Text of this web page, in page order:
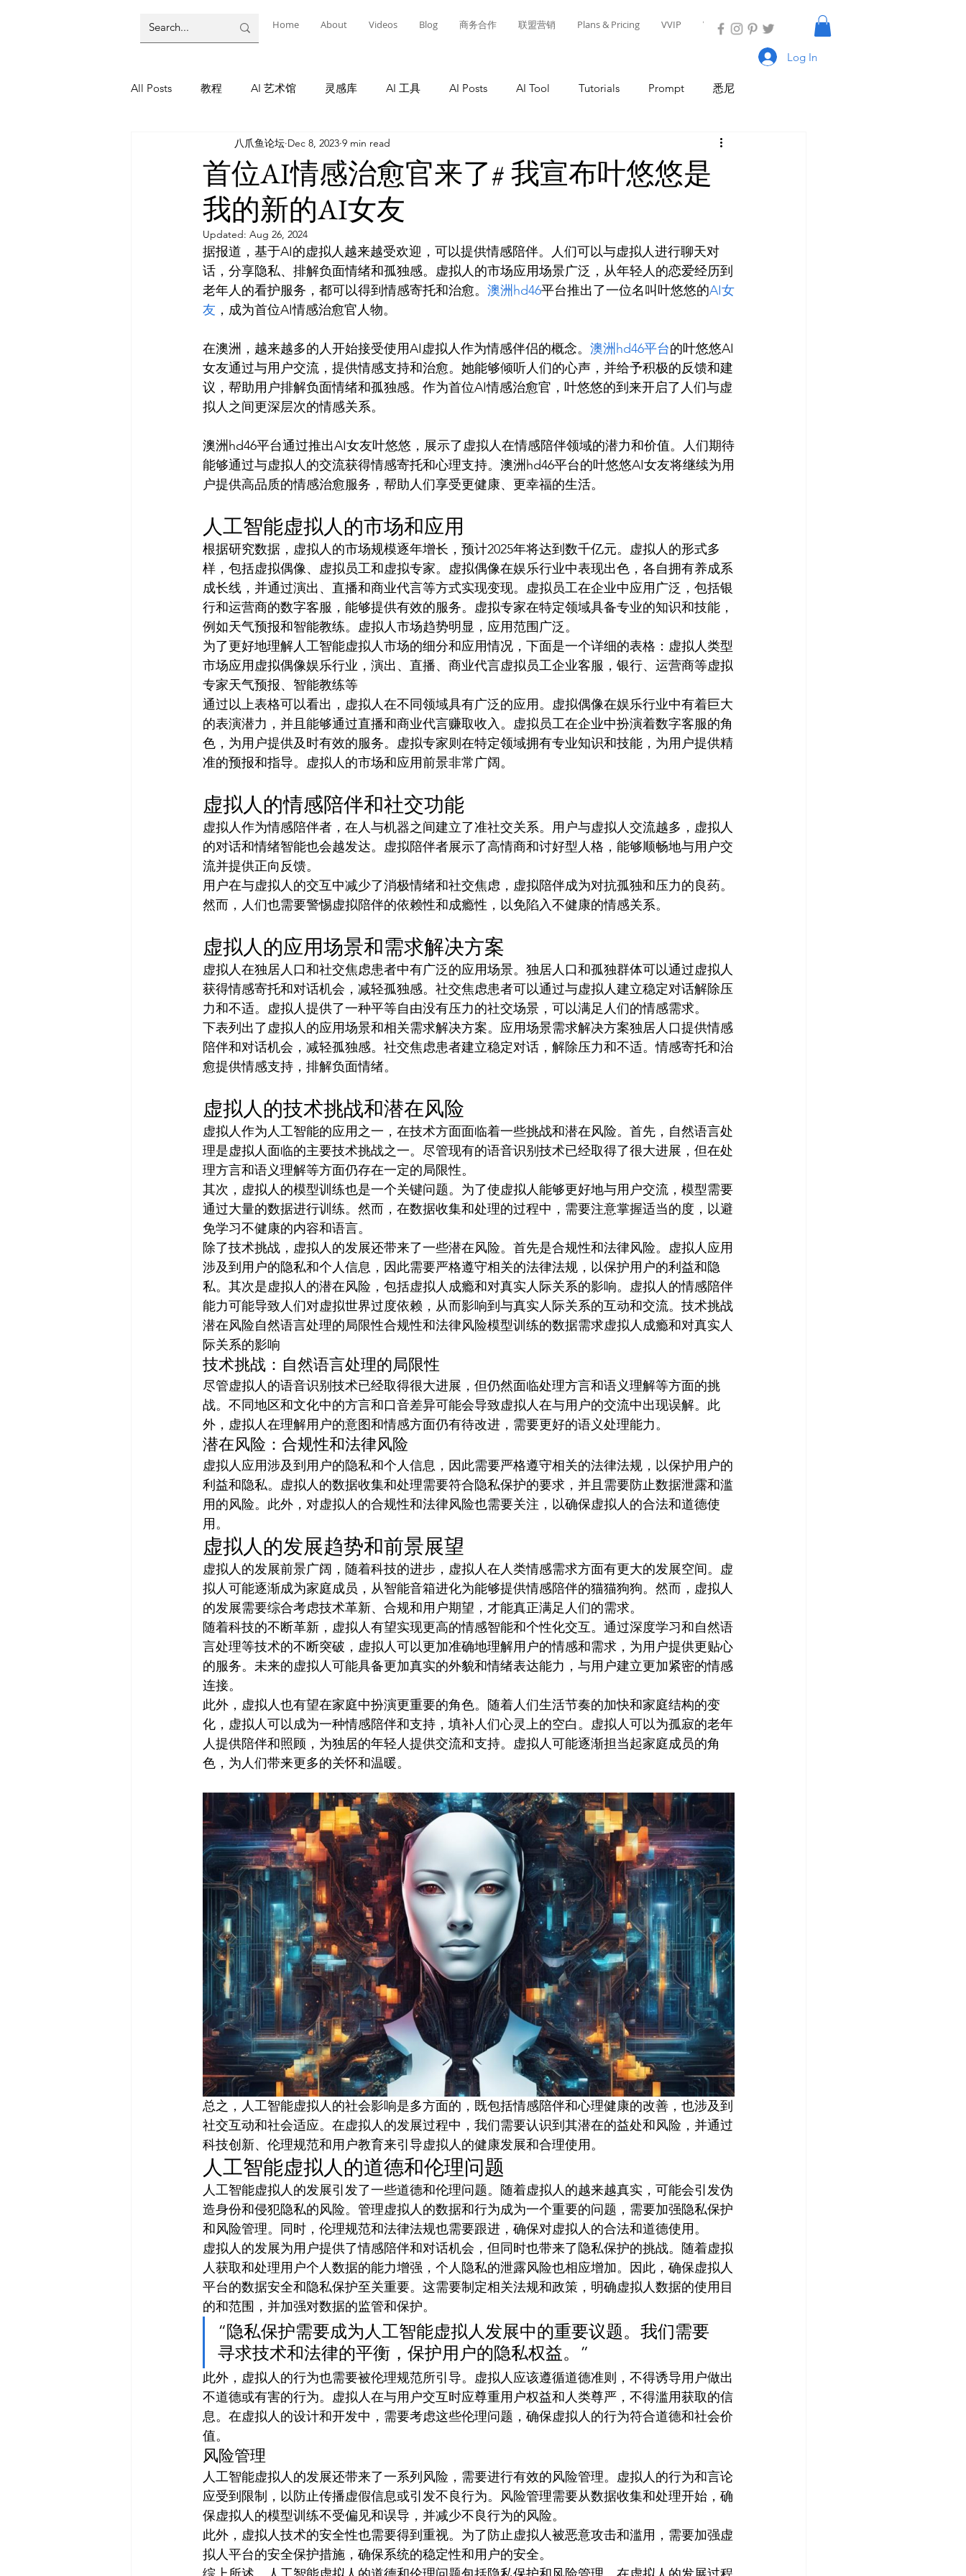
Home About Videos Blog 商务合作 联盟营销 Plans & Pricing VVIP VIP
Log In
All Posts 教程 AI 艺术馆 灵感库 AI 工具 AI Posts AI Tool Tutorials Prompt 悉尼
AI 工具 AI Tool Tutorials
灵感库 AI 新闻 灵感库 教程
首位AI情感治愈官来了# 我宣布叶悠悠是
我的新的AI女友
八爪鱼论坛 Dec 8, 2023 9 min read
Updated: Aug 26, 2024
据报道，基于AI的虚拟人越来越受欢迎，可以提供情感陪伴。人们可以与虚拟人进行聊天对
话，分享隐私、排解负面情绪和孤独感。虚拟人的市场应用场景广泛，从年轻人的恋爱经历到
老年人的看护服务，都可以得到情感寄托和治愈。 澳洲hd46平台推出了一位名叫叶悠悠的AI女
友 ，成为首位AI情感治愈官人物。
在澳洲，越来越多的人开始接受使用AI虚拟人作为情感伴侣的概念。 澳洲hd46平台的叶悠悠AI
女友通过与用户交流，提供情感支持和治愈。她能够倾听人们的心声，并给予积极的反馈和建
议，帮助用户排解负面情绪和孤独感。作为首位AI情感治愈官，叶悠悠的到来开启了人们与虚
拟人之间更深层次的情感关系。
澳洲hd46平台通过推出AI女友叶悠悠，展示了虚拟人在情感陪伴领域的潜力和价值。人们期待
能够通过与虚拟人的交流获得情感寄托和心理支持。澳洲hd46平台的叶悠悠AI女友将继续为用
户提供高品质的情感治愈服务，帮助人们享受更健康、更幸福的生活。
人工智能虚拟人的市场和应用
根据研究数据，虚拟人的市场规模逐年增长，预计2025年将达到数千亿元。虚拟人的形式多
样，包括虚拟偶像、虚拟员工和虚拟专家。虚拟偶像在娱乐行业中表现出色，各自拥有养成系
成长线，并通过演出、直播和商业代言等方式实现变现。虚拟员工在企业中应用广泛，包括银
行和运营商的数字客服，能够提供有效的服务。虚拟专家在特定领域具备专业的知识和技能，
例如天气预报和智能教练。虚拟人市场趋势明显，应用范围广泛。
为了更好地理解人工智能虚拟人市场的细分和应用情况，下面是一个详细的表格：虚拟人类型
市场应用虚拟偶像娱乐行业，演出、直播、商业代言虚拟员工企业客服，银行、运营商等虚拟
专家天气预报、智能教练等
通过以上表格可以看出，虚拟人在不同领域具有广泛的应用。虚拟偶像在娱乐行业中有着巨大
的表演潜力，并且能够通过直播和商业代言赚取收入。虚拟员工在企业中扮演着数字客服的角
色，为用户提供及时有效的服务。虚拟专家则在特定领域拥有专业知识和技能，为用户提供精
准的预报和指导。虚拟人的市场和应用前景非常广阔。
虚拟人的情感陪伴和社交功能
虚拟人作为情感陪伴者，在人与机器之间建立了准社交关系。用户与虚拟人交流越多，虚拟人
的对话和情绪智能也会越发达。虚拟陪伴者展示了高情商和讨好型人格，能够顺畅地与用户交
流并提供正向反馈。
用户在与虚拟人的交互中减少了消极情绪和社交焦虑，虚拟陪伴成为对抗孤独和压力的良药。
然而，人们也需要警惕虚拟陪伴的依赖性和成瘾性，以免陷入不健康的情感关系。
虚拟人的应用场景和需求解决方案
虚拟人在独居人口和社交焦虑患者中有广泛的应用场景。独居人口和孤独群体可以通过虚拟人
获得情感寄托和对话机会，减轻孤独感。社交焦虑患者可以通过与虚拟人建立稳定对话解除压
力和不适。虚拟人提供了一种平等自由没有压力的社交场景，可以满足人们的情感需求。
下表列出了虚拟人的应用场景和相关需求解决方案。应用场景需求解决方案独居人口提供情感
陪伴和对话机会，减轻孤独感。社交焦虑患者建立稳定对话，解除压力和不适。情感寄托和治
愈提供情感支持，排解负面情绪。
虚拟人的技术挑战和潜在风险
虚拟人作为人工智能的应用之一，在技术方面面临着一些挑战和潜在风险。首先，自然语言处
理是虚拟人面临的主要技术挑战之一。尽管现有的语音识别技术已经取得了很大进展，但在处
理方言和语义理解等方面仍存在一定的局限性。
其次，虚拟人的模型训练也是一个关键问题。为了使虚拟人能够更好地与用户交流，模型需要
通过大量的数据进行训练。然而，在数据收集和处理的过程中，需要注意掌握适当的度，以避
免学习不健康的内容和语言。
除了技术挑战，虚拟人的发展还带来了一些潜在风险。首先是合规性和法律风险。虚拟人应用
涉及到用户的隐私和个人信息，因此需要严格遵守相关的法律法规，以保护用户的利益和隐
私。其次是虚拟人的潜在风险，包括虚拟人成瘾和对真实人际关系的影响。虚拟人的情感陪伴
能力可能导致人们对虚拟世界过度依赖，从而影响到与真实人际关系的互动和交流。技术挑战
潜在风险自然语言处理的局限性合规性和法律风险模型训练的数据需求虚拟人成瘾和对真实人
际关系的影响
技术挑战：自然语言处理的局限性
尽管虚拟人的语音识别技术已经取得很大进展，但仍然面临处理方言和语义理解等方面的挑
战。不同地区和文化中的方言和口音差异可能会导致虚拟人在与用户的交流中出现误解。此
外，虚拟人在理解用户的意图和情感方面仍有待改进，需要更好的语义处理能力。
潜在风险：合规性和法律风险
虚拟人应用涉及到用户的隐私和个人信息，因此需要严格遵守相关的法律法规，以保护用户的
利益和隐私。虚拟人的数据收集和处理需要符合隐私保护的要求，并且需要防止数据泄露和滥
用的风险。此外，对虚拟人的合规性和法律风险也需要关注，以确保虚拟人的合法和道德使
用。
虚拟人的发展趋势和前景展望
虚拟人的发展前景广阔，随着科技的进步，虚拟人在人类情感需求方面有更大的发展空间。虚
拟人可能逐渐成为家庭成员，从智能音箱进化为能够提供情感陪伴的猫猫狗狗。然而，虚拟人
的发展需要综合考虑技术革新、合规和用户期望，才能真正满足人们的需求。
随着科技的不断革新，虚拟人有望实现更高的情感智能和个性化交互。通过深度学习和自然语
言处理等技术的不断突破，虚拟人可以更加准确地理解用户的情感和需求，为用户提供更贴心
的服务。未来的虚拟人可能具备更加真实的外貌和情绪表达能力，与用户建立更加紧密的情感
连接。
此外，虚拟人也有望在家庭中扮演更重要的角色。随着人们生活节奏的加快和家庭结构的变
化，虚拟人可以成为一种情感陪伴和支持，填补人们心灵上的空白。虚拟人可以为孤寂的老年
人提供陪伴和照顾，为独居的年轻人提供交流和支持。虚拟人可能逐渐担当起家庭成员的角
色，为人们带来更多的关怀和温暖。
总之，人工智能虚拟人的社会影响是多方面的，既包括情感陪伴和心理健康的改善，也涉及到
社交互动和社会适应。在虚拟人的发展过程中，我们需要认识到其潜在的益处和风险，并通过
科技创新、伦理规范和用户教育来引导虚拟人的健康发展和合理使用。
人工智能虚拟人的道德和伦理问题
人工智能虚拟人的发展引发了一些道德和伦理问题。随着虚拟人的越来越真实，可能会引发伪
造身份和侵犯隐私的风险。管理虚拟人的数据和行为成为一个重要的问题，需要加强隐私保护
和风险管理。同时，伦理规范和法律法规也需要跟进，确保对虚拟人的合法和道德使用。
虚拟人的发展为用户提供了情感陪伴和对话机会，但同时也带来了隐私保护的挑战。随着虚拟
人获取和处理用户个人数据的能力增强，个人隐私的泄露风险也相应增加。因此，确保虚拟人
平台的数据安全和隐私保护至关重要。这需要制定相关法规和政策，明确虚拟人数据的使用目
的和范围，并加强对数据的监管和保护。
“隐私保护需要成为人工智能虚拟人发展中的重要议题。我们需要
寻求技术和法律的平衡，保护用户的隐私权益。”
此外，虚拟人的行为也需要被伦理规范所引导。虚拟人应该遵循道德准则，不得诱导用户做出
不道德或有害的行为。虚拟人在与用户交互时应尊重用户权益和人类尊严，不得滥用获取的信
息。在虚拟人的设计和开发中，需要考虑这些伦理问题，确保虚拟人的行为符合道德和社会价
值。
风险管理
人工智能虚拟人的发展还带来了一系列风险，需要进行有效的风险管理。虚拟人的行为和言论
应受到限制，以防止传播虚假信息或引发不良行为。风险管理需要从数据收集和处理开始，确
保虚拟人的模型训练不受偏见和误导，并减少不良行为的风险。
此外，虚拟人技术的安全性也需要得到重视。为了防止虚拟人被恶意攻击和滥用，需要加强虚
拟人平台的安全保护措施，确保系统的稳定性和用户的安全。